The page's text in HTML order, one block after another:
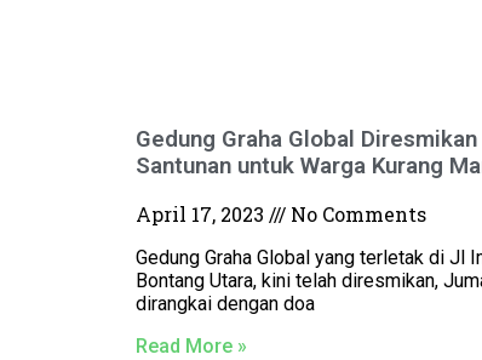
Gedung Graha Global
Santunan untuk Warga Kurang
April 17, 2023 No Comments
Gedung Graha Global yang terletak di Jl
Bontang Utara, kini telah diresmikan,
dirangkai dengan doa
Read More »